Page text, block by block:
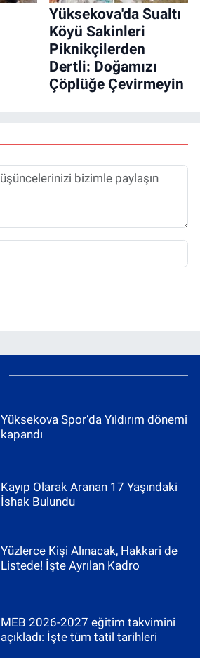
Yüksekova'da Sualtı
Köyü Sakinleri
Piknikçilerden
Dertli: Doğamızı
Çöplüğe Çevirmeyin
Yüksekova Spor’da Yıldırım dönemi
kapandı
Kayıp Olarak Aranan 17 Yaşındaki
İshak Bulundu
Yüzlerce Kişi Alınacak, Hakkari de
Listede! İşte Ayrılan Kadro
MEB 2026-2027 eğitim takvimini
açıkladı: İşte tüm tatil tarihleri